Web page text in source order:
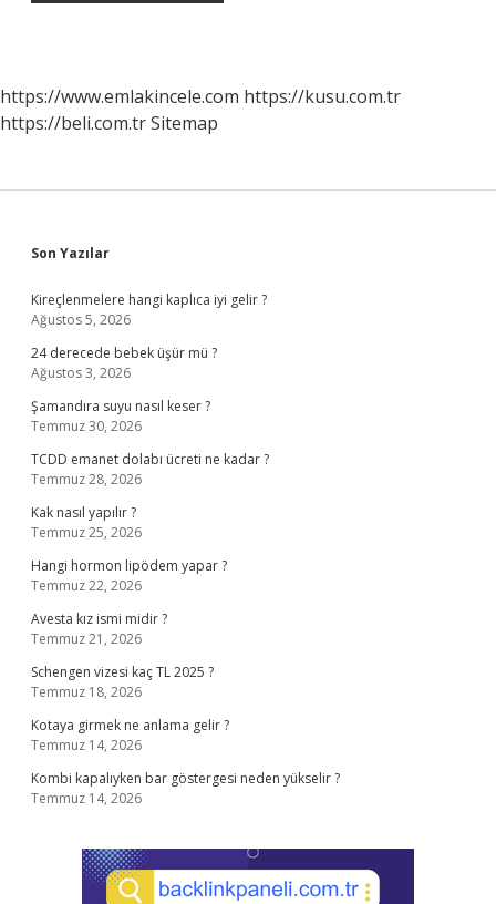
https://www.emlakincele.com https://kusu.com.tr
https://beli.com.trSitemap
Sidebar
Son Yazılar
Kireçlenmelere hangi kaplıca iyi gelir ?
Ağustos 5, 2026
24 derecede bebek üşür mü ?
Ağustos 3, 2026
Şamandıra suyu nasıl keser ?
Temmuz 30, 2026
TCDD emanet dolabı ücreti ne kadar ?
Temmuz 28, 2026
Kak nasıl yapılır ?
Temmuz 25, 2026
Hangi hormon lipödem yapar ?
Temmuz 22, 2026
Avesta kız ismi midir ?
Temmuz 21, 2026
Schengen vizesi kaç TL 2025 ?
Temmuz 18, 2026
Kotaya girmek ne anlama gelir ?
Temmuz 14, 2026
Kombi kapalıyken bar göstergesi neden yükselir ?
Temmuz 14, 2026